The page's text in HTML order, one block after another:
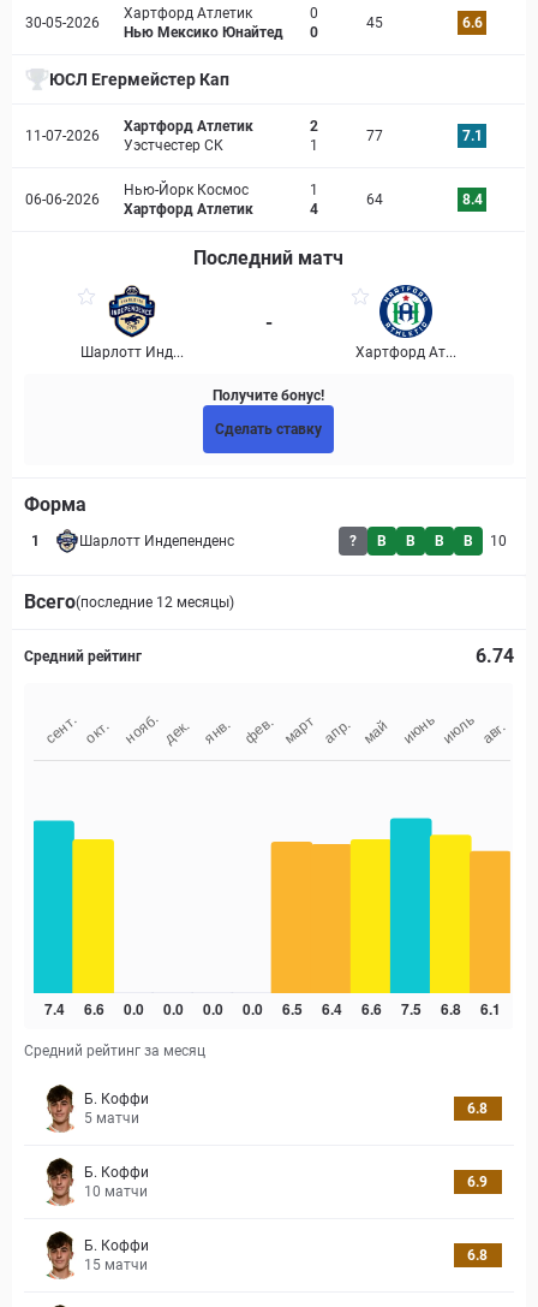
30-05-2026
Хартфорд Атлетик
Нью Мексико Юнайтед
0
0
45 6.6
ЮСЛ Егермейстер Кап
11-07-2026
Хартфорд Атлетик
Уэстчестер СК
2
1
77 7.1
06-06-2026
Нью-Йорк Космос
Хартфорд Атлетик
1
4
64 8.4
Последний матч
Шарлотт Инд...
-
Хартфорд Ат...
Получите бонус!
Сделать ставку
Форма
1 Шарлотт Индепенденс ? В В В В 10
Всего(последние 12 месяцы)
Средний рейтинг 6.74
Средний рейтинг за месяц
Б. Коффи
5 матчи
6.8
Б. Коффи
10 матчи
6.9
Б. Коффи
15 матчи
6.8